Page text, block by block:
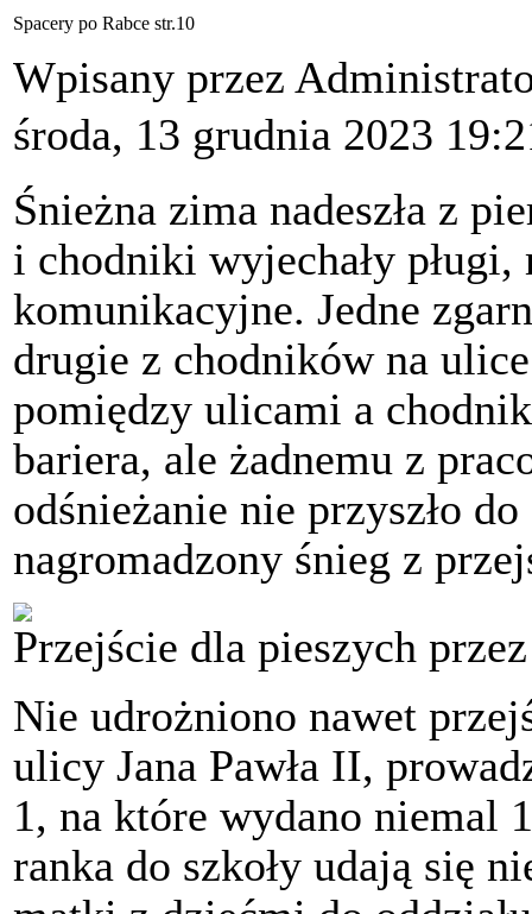
Spacery po Rabce str.10
Wpisany przez
środa, 13 grudnia 2023
Śnieżna zima nadeszła z
i chodniki wyjechały
komunikacyjne. Jedne
drugie z chodników na
pomiędzy ulicami a
bariera, ale żadnemu z
odśnieżanie nie przyszło
nagromadzony śnieg z
Przejście dla pieszych
Nie udrożniono nawet
ulicy Jana Pawła II,
1, na które wydano niemal
ranka do szkoły udają się